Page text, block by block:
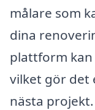
målare som
dina
plattform kan
vilket gör det
nästa projekt.